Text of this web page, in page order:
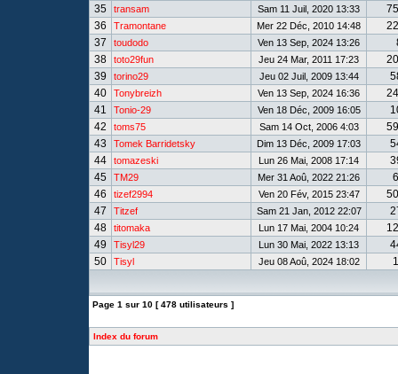
35
transam Sam 11 Juil, 2020 13:33
36
Tramontane Mer 22 Déc, 2010 14:48
37
toudodo Ven 13 Sep, 2024 13:26
38
toto29fun Jeu 24 Mar, 2011 17:23
39
torino29 Jeu 02 Juil, 2009 13:44
40
Tonybreizh Ven 13 Sep, 2024 16:36
41
Tonio-29 Ven 18 Déc, 2009 16:05
42
toms75 Sam 14 Oct, 2006 4:03
43
Tomek Barridetsky Dim 13 Déc, 2009 17:03
44
tomazeski Lun 26 Mai, 2008 17:14
45
TM29 Mer 31 Aoû, 2022 21:26
46
tizef2994 Ven 20 Fév, 2015 23:47
47
Titzef Sam 21 Jan, 2012 22:07
48
titomaka Lun 17 Mai, 2004 10:24
49
Tisyl29 Lun 30 Mai, 2022 13:13
50
Tisyl Jeu 08 Aoû, 2024 18:02
Page 1 sur 10 [ 478 utilisateurs ]
Index du forum